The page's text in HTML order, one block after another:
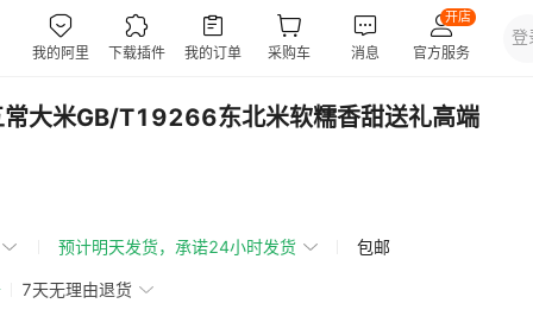
常大米GB/T19266东北米软糯香甜送礼高端
预计明天发货，承诺24小时发货 包邮
7天无理由退货